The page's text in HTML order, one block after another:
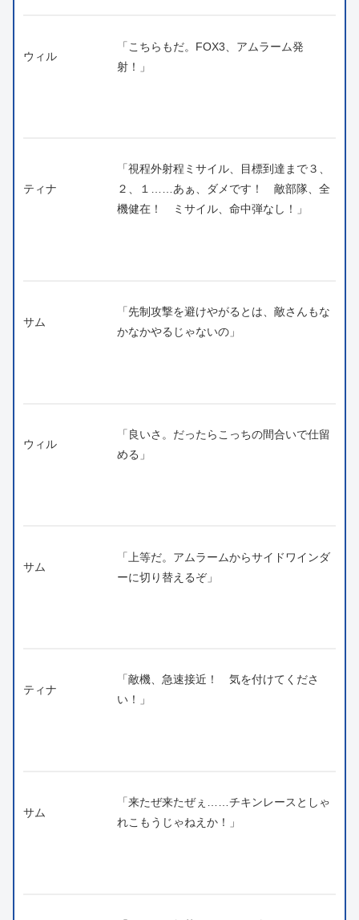
ウィル
「こちらもだ。FOX3、アムラーム発
射！」
ティナ
「視程外射程ミサイル、目標到達まで３、
２、１……あぁ、ダメです！ 敵部隊、全
機健在！ ミサイル、命中弾なし！」
サム
「先制攻撃を避けやがるとは、敵さんもな
かなかやるじゃないの」
ウィル
「良いさ。だったらこっちの間合いで仕留
める」
サム
「上等だ。アムラームからサイドワインダ
ーに切り替えるぞ」
ティナ
「敵機、急速接近！ 気を付けてくださ
い！」
サム
「来たぜ来たぜぇ……チキンレースとしゃ
れこもうじゃねえか！」